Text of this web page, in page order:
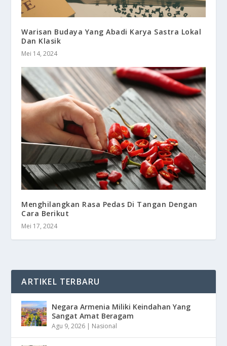
Warisan Budaya Yang Abadi Karya Sastra Lokal
Dan Klasik
Mei 14, 2024
Menghilangkan Rasa Pedas Di Tangan Dengan
Cara Berikut
Mei 17, 2024
ARTIKEL TERBARU
Negara Armenia Miliki Keindahan Yang
Sangat Amat Beragam
Agu 9, 2026 | Nasional